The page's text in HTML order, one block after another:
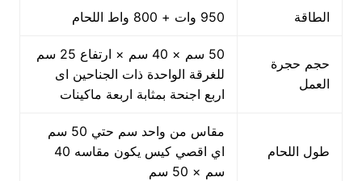
الطاقة 950 وات + 800 واط اللحام
حجم حجرة
العمل
50 سم × 40 سم × ارتفاع 25 سم
للغرقة الواحدة ذات الجناحين اى
اربع اجنحة بمثابة اربعة ماكينات
طول اللحام
مقاس من واحد سم حتي 50 سم
اي اقصي كيس يكون مقاسه 40
سم × 50 سم